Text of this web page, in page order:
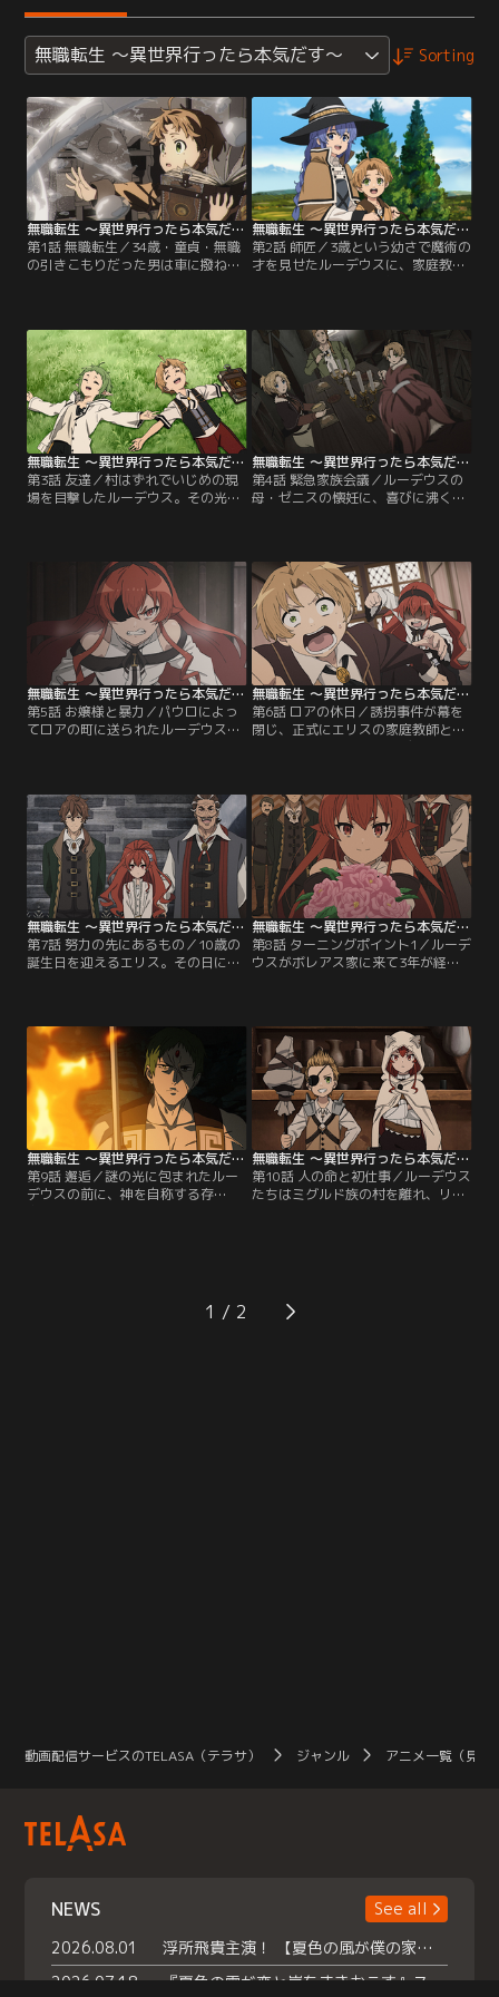
無職転生 ～異世界行ったら本気だす～ Sorting
無職転生 ～異世界行ったら本気だす～ 第01話
第1話 無職転生／34歳・童貞・無職
の引きこもりだった男は車に撥ねら
った。少年・ルーデウスとして転生
した男は考える、この世界ならば、
自分も本気で生きていくことができ
るかもしれない……と。【提供：バ
ンダイチャンネル】
無職転生 ～異世界行ったら本気だす～ 第02話
第2話 師匠／3歳という幼さで魔術の
才を見せたルーデウスに、家庭教師
ルーデウス。そして月日が流れ、ル
ーデウスはロキシーにある試験を課
される。しかし、その試験のために
はルーデウスは前世のトラウマを乗
り越える必要があった。【提供：バ
ンダイチャンネル】
無職転生 ～異世界行ったら本気だす～ 第03話
第3話 友達／村はずれでいじめの現
場を目撃したルーデウス。その光景
を少しずつ“やり直す”と決めていた
ルーデウスはシルフと友達に。この
世界で初めての友達に魔術を教え始
めるのだが……。【提供：バンダイ
チャンネル】
無職転生 ～異世界行ったら本気だす～ 第04話
第4話 緊急家族会議／ルーデウスの
母・ゼニスの懐妊に、喜びに沸くグ
あろうことか…。修羅場必至、一家
の一大事に直面したルーデウスは機
転を利かせて……。【提供：バンダ
イチャンネル】
無職転生 ～異世界行ったら本気だす～ 第05話
第5話 お嬢様と暴力／パウロによっ
てロアの町に送られたルーデウス
った。しかし、そのエリスは一筋縄
ではいかない暴れん坊お嬢様で、ル
ーデウスは傍若無人なエリスを躾け
るため、ある計画を実行するのだ
が……。【提供：バンダイチャンネ
ル】
無職転生 ～異世界行ったら本気だす～ 第06話
第6話 ロアの休日／誘拐事件が幕を
閉じ、正式にエリスの家庭教師とし
て働くことになったルーデウス。エ
というハードながらも平穏で充実し
た毎日が続いていた。しかしある
日、休みのない授業のストレスでエ
リスが再び狂暴になってしま
い……。【提供：バンダイチャンネ
ル】
無職転生 ～異世界行ったら本気だす～ 第07話
第7話 努力の先にあるもの／10歳の
誕生日を迎えるエリス。その日には
習に付き合う。その甲斐あってエリ
スは次第に上達していく。そして誕
生日当日が近づくある日、ルーデウ
スのもとにロキシーから手紙が届
き…。【提供：バンダイチャンネ
ル】
無職転生 ～異世界行ったら本気だす～ 第08話
第8話 ターニングポイント1／ルーデ
ウスがボレアス家に来て3年が経
デウスはエリスたちのサプライズに
気づきながらも知らないふり。そん
な穏やかな日々に、ルーデウスは幸
せを感じていた。そして誕生日当
日、ルーデウスの自室には意外な人
物の姿が…！？【提供：バンダイチ
ャンネル】
無職転生 ～異世界行ったら本気だす～ 第09話
第9話 邂逅／謎の光に包まれたルー
デウスの前に、神を自称する存
から「絶対に近づかないように」と
教えられたスペルド族の特徴である
無職転生 ～異世界行ったら本気だす～ 第10話
第10話 人の命と初仕事／ルーデウス
たちはミグルド族の村を離れ、リカ
チャンネル】
1
動画配信サービスのTELASA（テラサ） ジャンル アニメ一覧（見放
NEWS
See all
2026.08.01
浮所飛貴主演！ 【夏色の風が僕の家にやってきた】 本日よりテラサで独占配信スタート！
2026.07.18
『夏色の雲が恋と嵐をまきおこす』スペシャルメイキング 【Part1】2026年７月18日（土）23時30分～配信スタート！話題のシーンの裏側を大公開！豪華キャスト大集合！ 『武宮家 真夏の家族会議』開催！